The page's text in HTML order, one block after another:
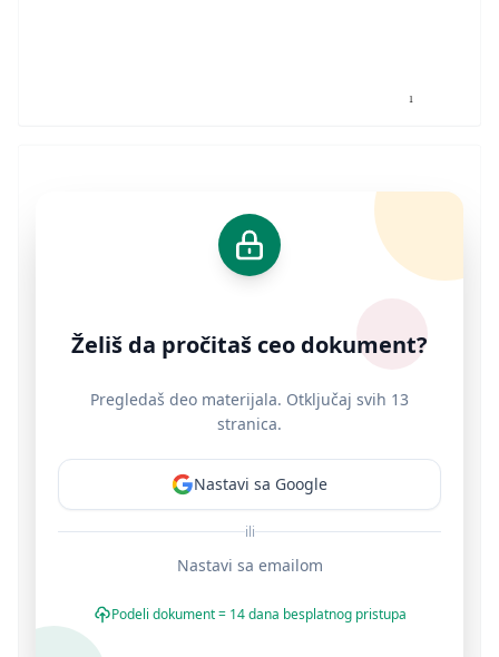
1
Želiš da pročitaš ceo dokument?
Pregledaš deo materijala. Otključaj svih 13
stranica.
Nastavi sa Google
ili
Nastavi sa emailom
Podeli dokument = 14 dana besplatnog pristupa